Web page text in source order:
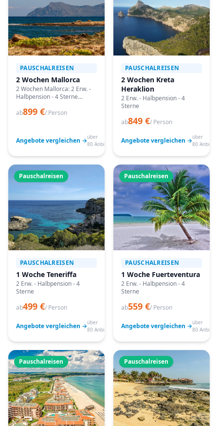
PAUSCHALREISEN
2 Wochen Mallorca
2 Wochen Mallorca: 2 Erw. -
Halbpension - 4 Sterne
passende Termine prüfen
ab899 €/ Person
Angebote vergleichen →über
80 Anbieter
PAUSCHALREISEN
2 Wochen Kreta
Heraklion
2 Erw. - Halbpension - 4
Sterne
ab849 €/ Person
Angebote vergleichen →über
80
Pauschalreisen
PAUSCHALREISEN
1 Woche Teneriffa
2 Erw. - Halbpension - 4
Sterne
ab499 €/ Person
Angebote vergleichen →über
80 Anbieter
Pauschalreisen
PAUSCHALREISEN
1 Woche Fuerteventura
2 Erw. - Halbpension - 4
Sterne
ab559 €/ Person
Angebote vergleichen →über
80
Pauschalreisen Pauschalreisen